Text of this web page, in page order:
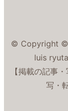
© Copyright ©
luis
【掲載の記事
写・